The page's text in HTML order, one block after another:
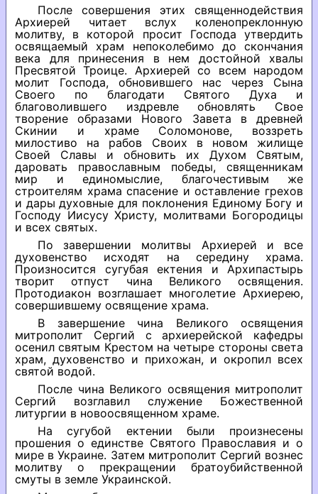
После совершения этих священнодействия
Архиерей читает вслух коленопреклонную
молитву, в которой просит Господа утвердить
освящаемый храм непоколебимо до скончания
века для принесения в нем достойной хвалы
Пресвятой Троице. Архиерей со всем народом
молит Господа, обновившего нас через Сына
Своего по благодати Святого Духа и
благоволившего издревле обновлять Свое
творение образами Нового Завета в древней
Скинии и храме Соломонове, воззреть
милостиво на рабов Своих в новом жилище
Своей Славы и обновить их Духом Святым,
даровать православным победы, священникам
мир и единомыслие, благочестивым же
строителям храма спасение и оставление грехов
и дары духовные для поклонения Единому Богу и
Господу Иисусу Христу, молитвами Богородицы
и всех святых.
По завершении молитвы Архиерей и все
духовенство исходят на середину храма.
Произносится сугубая ектения и Архипастырь
творит отпуст чина Великого освящения.
Протодиакон возглашает многолетие Архиерею,
совершившему освящение храма.
В завершение чина Великого освящения
митрополит Сергий с архиерейской кафедры
осенил святым Крестом на четыре стороны света
храм, духовенство и прихожан, и окропил всех
святой водой.
После чина Великого освящения митрополит
Сергий возглавил служение Божественной
литургии в новоосвященном храме.
На сугубой ектении были произнесены
прошения о единстве Святого Православия и о
мире в Украине. Затем митрополит Сергий вознес
молитву о прекращении братоубийственной
смуты в земле Украинской.